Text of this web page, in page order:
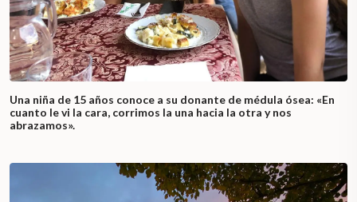
Una niña de 15 años conoce a su donante de médula ósea: «En
cuanto le vi la cara, corrimos la una hacia la otra y nos
abrazamos».